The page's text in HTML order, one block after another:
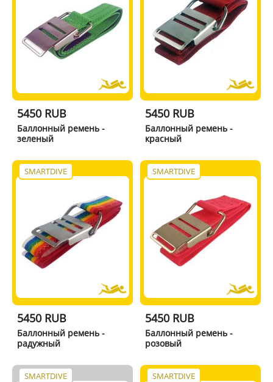
5450 RUB
Баллонный ремень -
зеленый
5450 RUB
Баллонный ремень -
красный
SMARTDIVE
5450 RUB
Баллонный ремень -
радужный
SMARTDIVE
5450 RUB
Баллонный ремень -
розовый
SMARTDIVE SMARTDIVE